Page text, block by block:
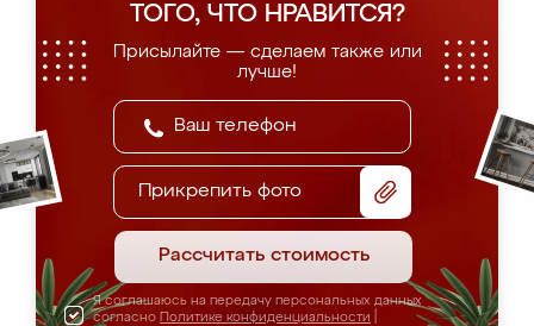
ТОГО, ЧТО НРАВИТСЯ?
Присылайте — сделаем также или
лучше!
Прикрепить фото
Рассчитать стоимость
Я соглашаюсь на передачу персональных данных
согласно Политике конфиденциальности